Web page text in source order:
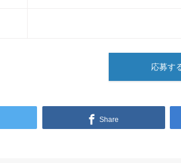
応募す
Share